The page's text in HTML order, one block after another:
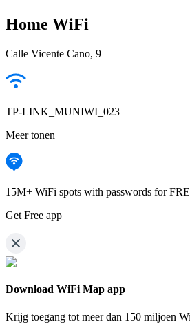
Home WiFi
Calle Vicente Cano, 9
TP-LINK_MUNIWI_023
Meer tonen
15M+ WiFi spots with passwords for
Get Free app
Download WiFi Map app
Krijg toegang tot meer dan 150 miljoen